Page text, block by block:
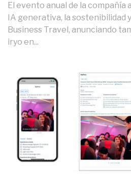
El evento anual de la compañía
IA generativa, la sostenibilidad
Business Travel, anunciando
iryo en...